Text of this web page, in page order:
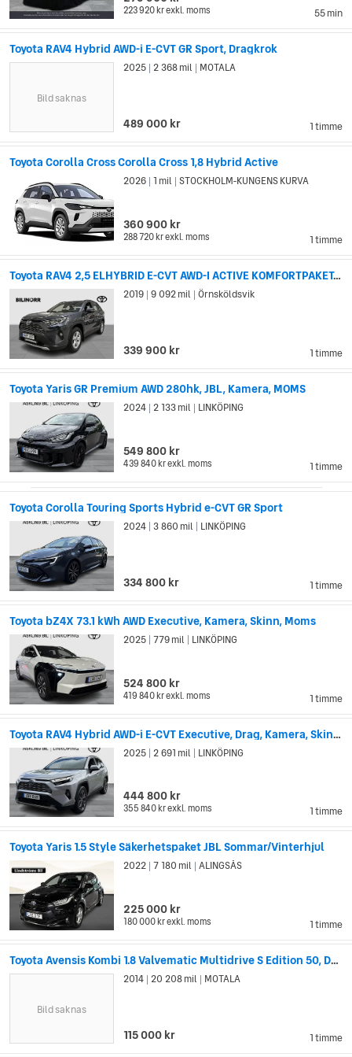
55 min
223 920 krexkl. moms
Toyota RAV4 Hybrid AWD-i E-CVT GR Sport, Dragkrok
1 timme
2025 2 368 mil MOTALA
489 000 kr
Bild saknas
Toyota Corolla Cross Corolla Cross 1,8 Hybrid Active
1 timme
2026 1 mil STOCKHOLM-KUNGENS KURVA
360 900 kr
288 720 krexkl. moms
Toyota RAV4 2,5 ELHYBRID E-CVT AWD-I ACTIVE KOMFORTPAKET,...
1 timme
2019 9 092 mil Örnsköldsvik
339 900 kr
Toyota Yaris GR Premium AWD 280hk, JBL, Kamera, MOMS
1 timme
2024 2 133 mil LINKÖPING
549 800 kr
439 840 krexkl. moms
Toyota Corolla Touring Sports Hybrid e-CVT GR Sport
1 timme
2024 3 860 mil LINKÖPING
334 800 kr
Toyota bZ4X 73.1 kWh AWD Executive, Kamera, Skinn, Moms
1 timme
2025 779 mil LINKÖPING
524 800 kr
419 840 krexkl. moms
Toyota RAV4 Hybrid AWD-i E-CVT Executive, Drag, Kamera, Skinn, MOMS
1 timme
2025 2 691 mil LINKÖPING
444 800 kr
355 840 krexkl. moms
Toyota Yaris 1.5 Style Säkerhetspaket JBL Sommar/Vinterhjul
1 timme
2022 7 180 mil ALINGSÅS
225 000 kr
180 000 krexkl. moms
Toyota Avensis Kombi 1.8 Valvematic Multidrive S Edition 50, Drag
1 timme
2014 20 208 mil MOTALA
115 000 kr
Bild saknas